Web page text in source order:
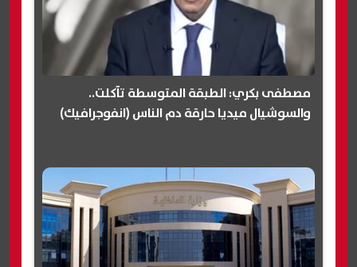
مصطفى بكري: الطبقة المتوسطة تآكلت..
والسوشيال ميديا حارقة دم الناس (انفوجرافيك)